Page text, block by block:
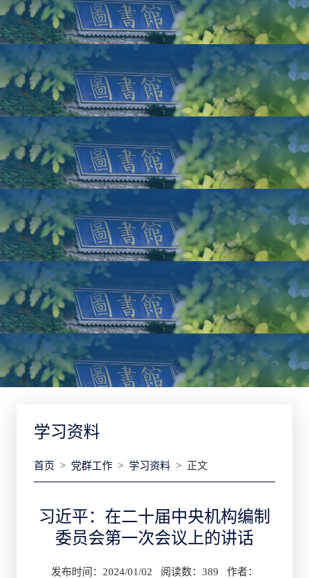
学习资料
首页 > 党群工作 > 学习资料 > 正文
习近平：在二十届中央机构编制
委员会第一次会议上的讲话
发布时间：2024/01/02 阅读数： 389 作者：